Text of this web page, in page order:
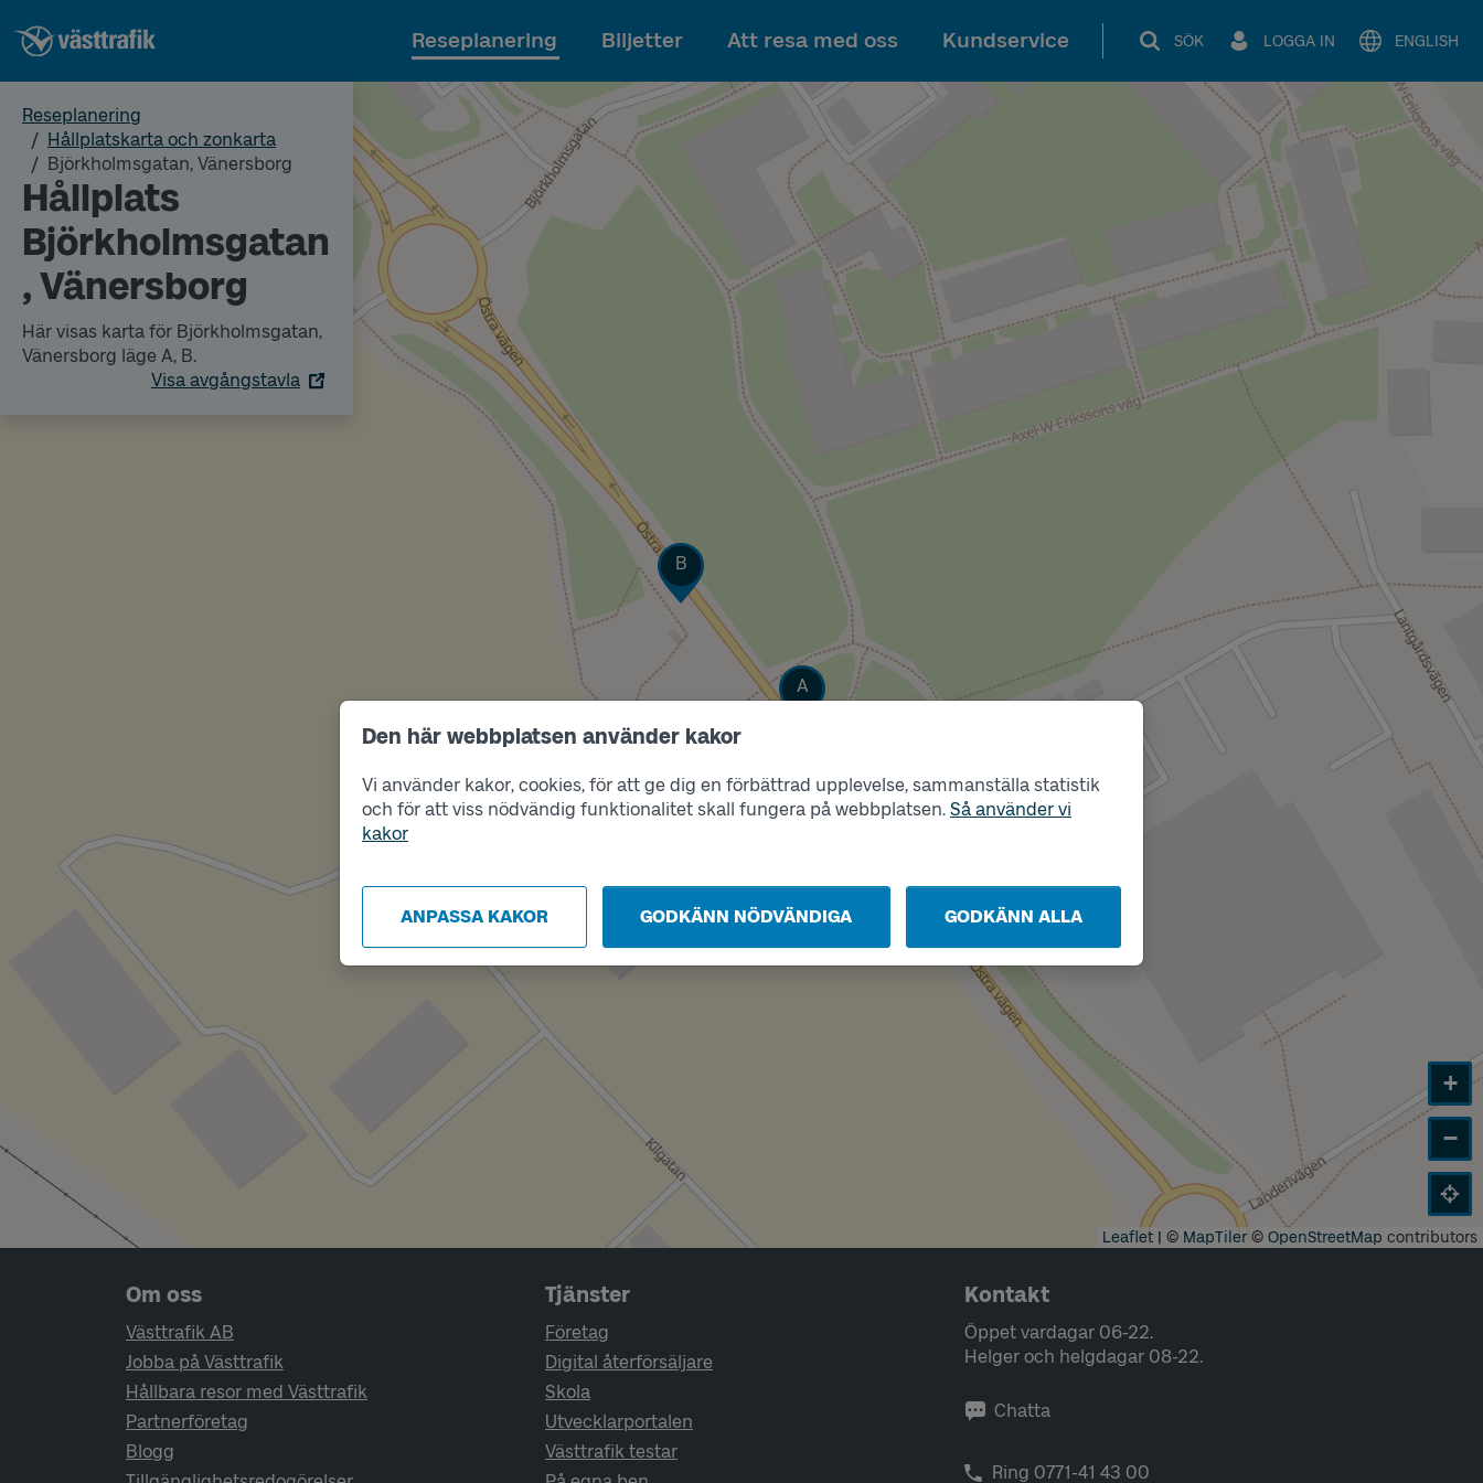
Den här webbplatsen använder kakor
Vi använder kakor, cookies, för att ge dig en förbättrad upplevelse, sammanställa statistik
och för att viss nödvändig funktionalitet skall fungera på webbplatsen. Så använder vi
kakor
ANPASSA KAKOR GODKÄNN NÖDVÄNDIGA GODKÄNN ALLA
Till innehållet
Reseplanering Biljetter Att resa med oss Kundservice SÖK LOGGA IN ENGLISH
Reseplanering
Hållplatskarta och zonkarta
Björkholmsgatan, Vänersborg
Hållplats
Björkholmsgatan
, Vänersborg
Här visas karta för Björkholmsgatan,
Vänersborg läge A, B.
Visa avgångstavla
Läge
A
Läge
B
+
−
Leaflet | © MapTiler© OpenStreetMap contributors
Sidfotsnavigering
Om oss
Västtrafik AB
Jobba på Västtrafik
Hållbara resor med Västtrafik
Partnerföretag
Blogg
Tjänster
Företag
Digital återförsäljare
Skola
Utvecklarportalen
Västtrafik testar
Kontakt
Öppet vardagar 06-22.
Helger och helgdagar 08-22.
Chatta
Ring 0771-41 43 00